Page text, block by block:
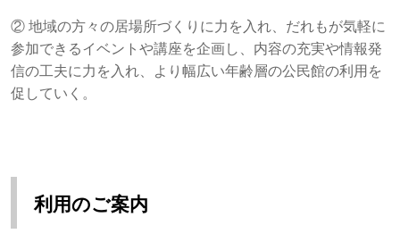
② 地域の方々の居場所づくりに力を入れ、だれもが気軽に
参加できるイベントや講座を企画し、内容の充実や情報発
信の工夫に力を入れ、より幅広い年齢層の公民館の利用を
促していく。
利用のご案内